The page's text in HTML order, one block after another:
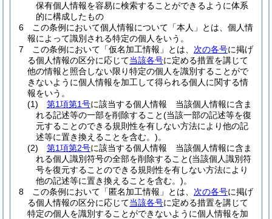
保有個人情報を容易に検索することができるように体系
的に構成したもの
6
この条例において個人情報について「本人」とは、個人情
報によって識別される特定の個人をいう。
7
この条例において「仮名加工情報」とは、 次の各号に掲げ
る個人情報の区分に応じて当該各号に定める措置を講じて
他の情報と照合しない限り特定の個人を識別することがで
きないように個人情報を加工して得られる個人に関する情
報をいう。
(1)
第1項第1号に該当する個人情報 当該個人情報に含ま
れる記述等の一部を削除すること(当該一部の記述等を復
元することのできる規則性を有しない方法により他の記
述等に置き換えることを含む。)。
(2)
第1項第2号に該当する個人情報 当該個人情報に含ま
れる個人識別符号の全部を削除すること(当該個人識別符
号を復元することのできる規則性を有しない方法により
他の記述等に置き換えることを含む。)。
8
この条例において「匿名加工情報」とは、 次の各号に掲げ
る個人情報の区分に応じて当該各号に定める措置を講じて
特定の個人を識別することができないように個人情報を加